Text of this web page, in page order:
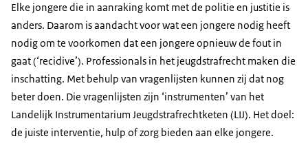
Elke jongere die in aanraking komt met de politie en justitie is
anders. Daarom is aandacht voor wat een jongere nodig heeft
nodig om te voorkomen dat een jongere opnieuw de fout in
gaat (‘recidive’). Professionals in het jeugdstrafrecht maken die
inschatting. Met behulp van vragenlijsten kunnen zij dat nog
beter doen. Die vragenlijsten zijn ‘instrumenten’ van het
Landelijk Instrumentarium Jeugdstrafrechtketen (LIJ). Het doel:
de juiste interventie, hulp of zorg bieden aan elke jongere.